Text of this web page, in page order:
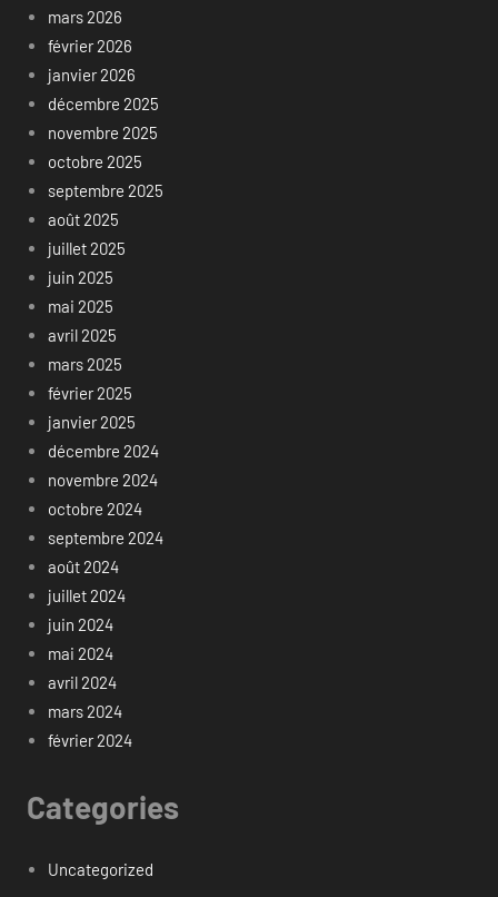
mars 2026
février 2026
janvier 2026
décembre 2025
novembre 2025
octobre 2025
septembre 2025
août 2025
juillet 2025
juin 2025
mai 2025
avril 2025
mars 2025
février 2025
janvier 2025
décembre 2024
novembre 2024
octobre 2024
septembre 2024
août 2024
juillet 2024
juin 2024
mai 2024
avril 2024
mars 2024
février 2024
Categories
Uncategorized